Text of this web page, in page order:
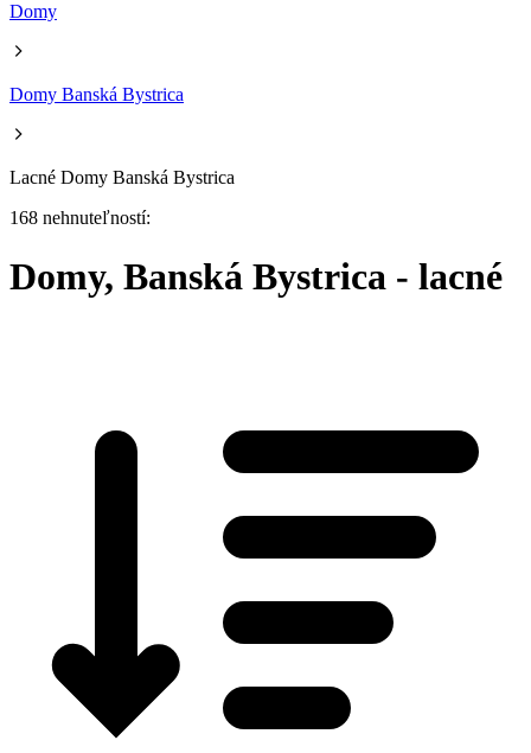
Domy
Domy Banská Bystrica
Lacné Domy Banská Bystrica
168 nehnuteľností:
Domy, Banská Bystrica - lacné